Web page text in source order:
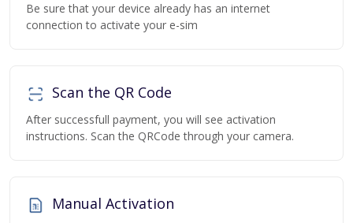
Be sure that your device already has an internet
connection to activate your e-sim
Scan the QR Code
After successfull payment, you will see activation
instructions. Scan the QRCode through your camera.
Manual Activation